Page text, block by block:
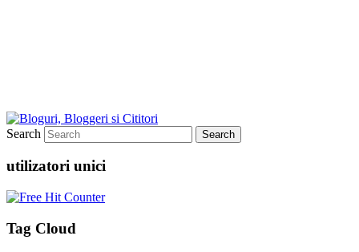
Search
utilizatori unici
Tag Cloud